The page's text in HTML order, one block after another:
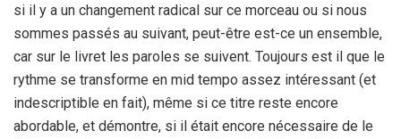
si il y a un changement radical sur ce morceau ou si nous
sommes passés au suivant, peut-être est-ce un ensemble,
car sur le livret les paroles se suivent. Toujours est il que le
rythme se transforme en mid tempo assez intéressant (et
indescriptible en fait), même si ce titre reste encore
abordable, et démontre, si il était encore nécessaire de le